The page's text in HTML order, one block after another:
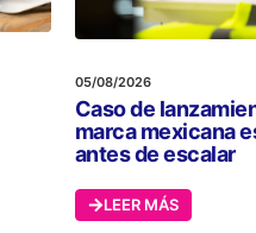
05/08/2026
Caso de
marca mexicana
antes de escalar
LEER MÁS